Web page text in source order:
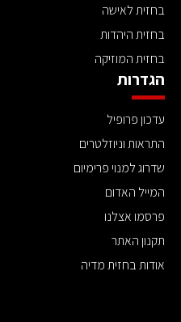
בחזית לאישה
בחזית היהדות
בחזית המוזיקה
הגדרות
עדכון פרופיל
התראות וניוזלטרים
שדרוג למנוי פרימיום
המייל האדום
פרסמו אצלנו
תקנון האתר
אודות בחזית מדיה